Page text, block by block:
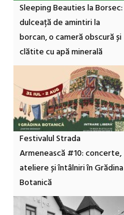
Sleeping Beauties la Borsec:
dulceață de amintiri la
borcan, o cameră obscură și
clătite cu apă minerală
Festivalul Strada
Armenească #10: concerte,
ateliere și întâlniri în Grădina
Botanică